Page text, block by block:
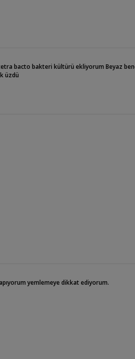
bacto bakteri kültürü ekliyorum Beyaz
üzdü
yemlemeye dikkat ediyorum.